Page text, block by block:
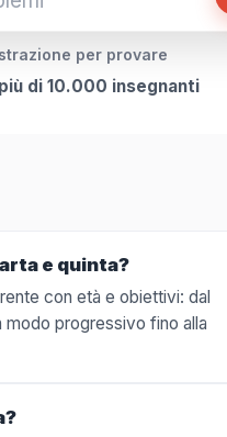
per provare
di 10.000 insegnanti
e quinta?
con età e obiettivi: dal
modo progressivo fino alla